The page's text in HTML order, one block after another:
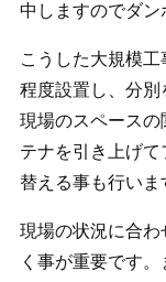
中しますのでダン
こうした大規模
程度設置し、分別
現場のスペース
テナを引き上げて
替える事も行いま
現場の状況に合
く事が重要です